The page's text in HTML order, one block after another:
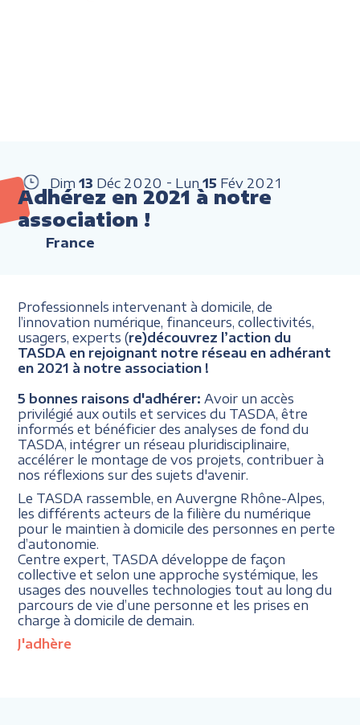
Dim 13 Déc 2020 Lun 15 Fév 2021
Adhérez en 2021 à notre
association !
France
Professionnels intervenant à domicile, de
l’innovation numérique, financeurs, collectivités,
usagers, experts (re)découvrez l’action du
TASDA en rejoignant notre réseau en adhérant
en 2021 à notre association !
5 bonnes raisons d'adhérer: Avoir un accès
privilégié aux outils et services du TASDA, être
informés et bénéficier des analyses de fond du
TASDA, intégrer un réseau pluridisciplinaire,
accélérer le montage de vos projets, contribuer à
nos réflexions sur des sujets d'avenir.
Le TASDA rassemble, en Auvergne Rhône-Alpes,
les différents acteurs de la filière du numérique
pour le maintien à domicile des personnes en perte
d’autonomie.
Centre expert, TASDA développe de façon
collective et selon une approche systémique, les
usages des nouvelles technologies tout au long du
parcours de vie d’une personne et les prises en
charge à domicile de demain.
J'adhère